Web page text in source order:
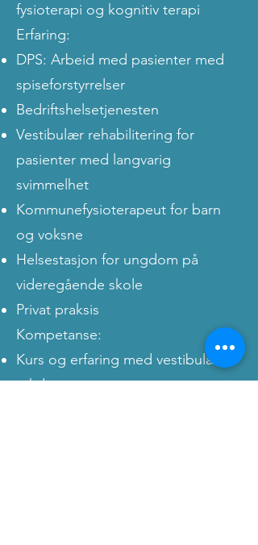
fysioterapi og kognitiv terapi
Erfaring:
DPS: Arbeid med pasienter med
spiseforstyrrelser
Bedriftshelsetjenesten
Vestibulær rehabilitering for
pasienter med langvarig
svimmelhet
Kommunefysioterapeut for barn
og voksne
Helsestasjon for ungdom på
videregående skole
Privat praksis
Kompetanse:
Kurs og erfaring med vestibulære
sykdommer